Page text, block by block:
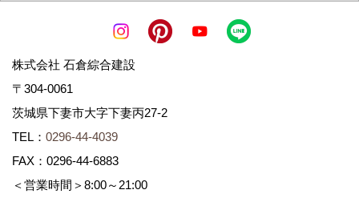
株式会社 石倉綜合建設
〒304-0061
茨城県下妻市大字下妻丙27-2
TEL： 0296-44-4039
FAX：0296-44-6883
＜営業時間＞8:00～21:00